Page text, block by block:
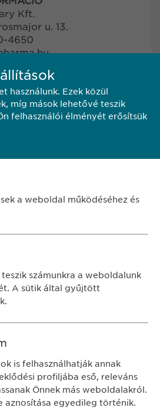
Kft.
u. 13.
4650
kapcsolatosan
lépne fel, kérjük,
alábbi e-mail címen
.
Hungary Kft.
Budapest
u. 13.
1 200 4650
ewopharma.hu
használunk. Ezek közül
míg mások lehetővé teszik
felhasználói élményét erősítsük
a weboldal működéséhez és
sütikhez való
számunkra a weboldalunk
A sütik által gyűjtött
is felhasználhatják annak
profiljába eső, releváns
Önnek más weboldalakról.
aznosítása egyedileg történik.